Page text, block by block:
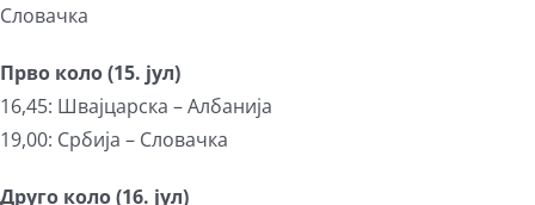
Словачка
Прво коло (15. јул)
16,45: Швајцарска – Албанија
19,00: Србија – Словачка
Друго коло (16. јул)